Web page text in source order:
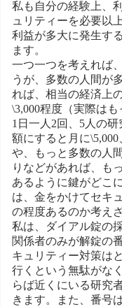
私も自分の経験上、
ュリティーを必要以
利益が多大に発生す
ます。
一つ一つを考えれば
うが、多数の人間が
れば、相当の経済上
\3,000程度（実際は
1日一人2回、5人の
額にすると月に
や、もっと多数の人
りなどがあれば、も
あるように鍵がどこ
は、金をかけてセキ
の程度あるのか考え
私は、ダイアル錠の
関係者のみが解錠の
キュリティー対策は
行くという無駄がな
らば近くにいる研究
きます。また、番号